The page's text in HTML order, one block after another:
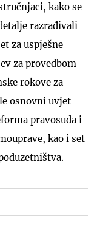
kako se
razrađivali
za uspješne
za provedbom
rokove za
osnovni uvjet
pravosuđa i
kao i set